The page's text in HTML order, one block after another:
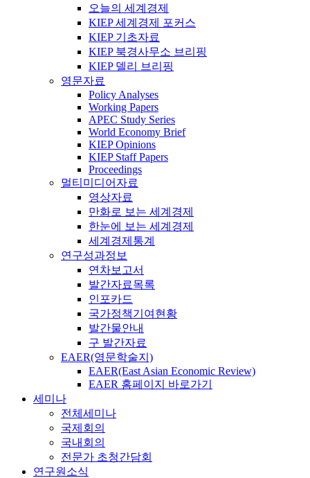
오늘의 세계경제
KIEP 세계경제 포커스
KIEP 기초자료
KIEP 북경사무소 브리핑
KIEP 델리 브리핑
영문자료
Policy Analyses
Working Papers
APEC Study Series
World Economy Brief
KIEP Opinions
KIEP Staff Papers
Proceedings
멀티미디어자료
영상자료
만화로 보는 세계경제
한눈에 보는 세계경제
세계경제통계
연구성과정보
연차보고서
발간자료목록
인포카드
국가정책기여현황
발간물안내
구 발간자료
EAER(영문학술지)
EAER(East Asian Economic Review)
EAER 홈페이지 바로가기
세미나
전체세미나
국제회의
국내회의
전문가 초청간담회
연구원소식